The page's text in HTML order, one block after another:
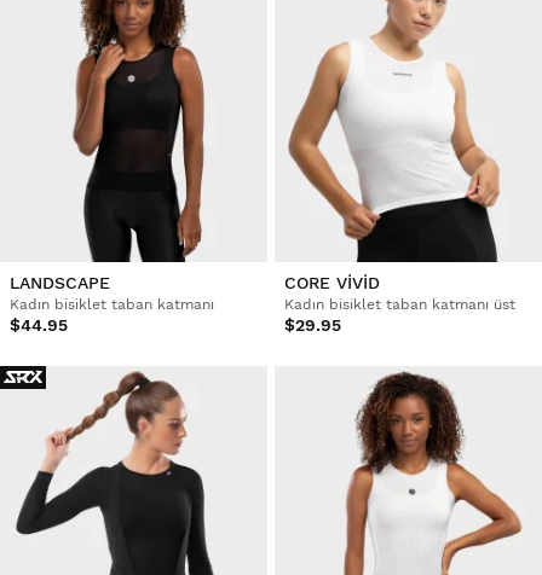
LANDSCAPE
Kadın bisiklet taban katmanı
$44.95
CORE VIVID
Kadın bisiklet taban katmanı üst
$29.95